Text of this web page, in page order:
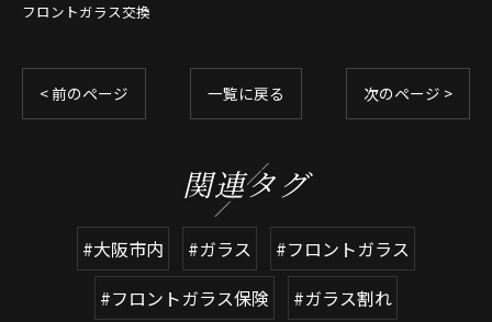
フロントガラス交換
< 前のページ 一覧に戻る 次のページ >
関連タグ
#大阪市内 #ガラス
#フロントガラス
#フロントガラス保険
#ガラス割れ